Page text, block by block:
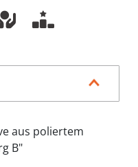
aus poliertem
B"